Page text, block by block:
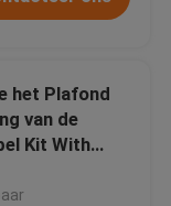
het Plafond
van de
Kit With